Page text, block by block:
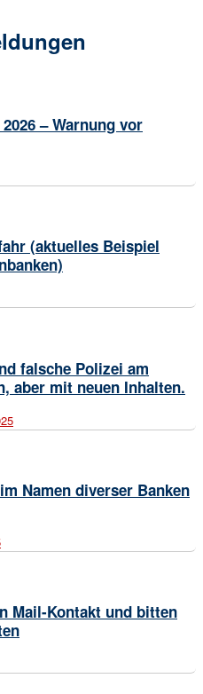
– Warnung vor
(aktuelles Beispiel
falsche Polizei am
aber mit neuen Inhalten.
Namen diverser Banken
Mail-Kontakt und bitten